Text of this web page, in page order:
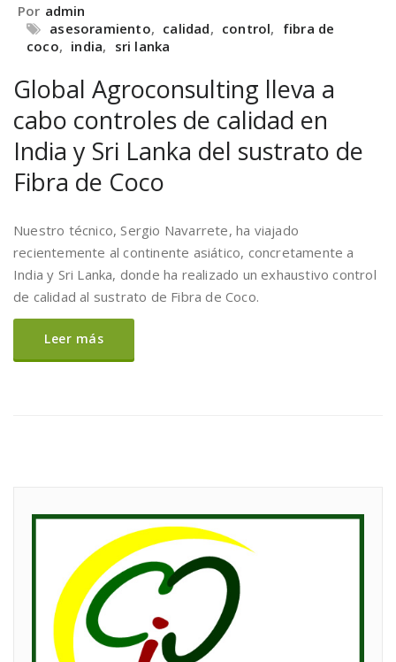
Por admin
asesoramiento, calidad, control, fibra de
coco, india, sri lanka
Global Agroconsulting lleva a
cabo controles de calidad en
India y Sri Lanka del sustrato de
Fibra de Coco
Nuestro técnico, Sergio Navarrete, ha viajado
recientemente al continente asiático, concretamente a
India y Sri Lanka, donde ha realizado un exhaustivo control
de calidad al sustrato de Fibra de Coco.
Leer más